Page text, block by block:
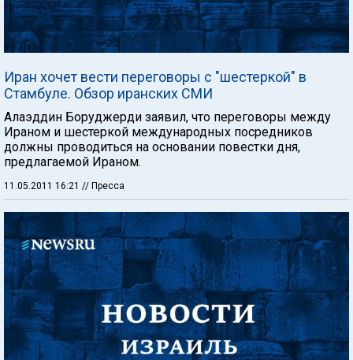
Иран хочет вести переговоры с "шестеркой" в
Стамбуле. Обзор иранских СМИ
Алаэддин Боруджерди заявил, что переговоры между
Ираном и шестеркой международных посредников
должны проводиться на основании повестки дня,
предлагаемой Ираном.
11.05.2011 16:21 // Пресса